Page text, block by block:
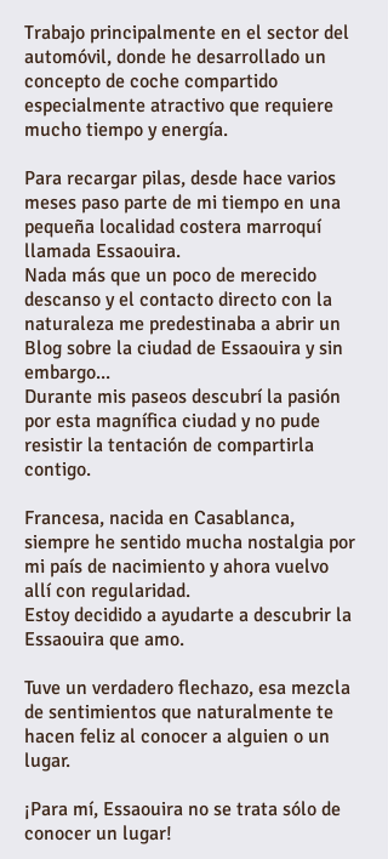
Trabajo principalmente en el sector del
automóvil, donde he desarrollado un
concepto de coche compartido
especialmente atractivo que requiere
mucho tiempo y energía.
Para recargar pilas, desde hace varios
meses paso parte de mi tiempo en una
pequeña localidad costera marroquí
llamada Essaouira.
Nada más que un poco de merecido
descanso y el contacto directo con la
naturaleza me predestinaba a abrir un
Blog sobre la ciudad de Essaouira y sin
embargo...
Durante mis paseos descubrí la pasión
por esta magnífica ciudad y no pude
resistir la tentación de compartirla
contigo.
Francesa, nacida en Casablanca,
siempre he sentido mucha nostalgia por
mi país de nacimiento y ahora vuelvo
allí con regularidad.
Estoy decidido a ayudarte a descubrir la
Essaouira que amo.
Tuve un verdadero flechazo, esa mezcla
de sentimientos que naturalmente te
hacen feliz al conocer a alguien o un
lugar.
¡Para mí, Essaouira no se trata sólo de
conocer un lugar!